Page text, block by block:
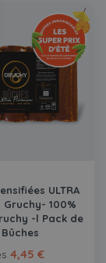
ULTRA
Gruchy- 100%
-l Pack de
4,45 €